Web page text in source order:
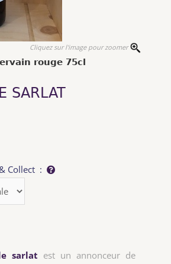
Cliquez sur l'image pour zoomer
rouge 75cl
SARLAT
Collect :
sarlat est un annonceur de